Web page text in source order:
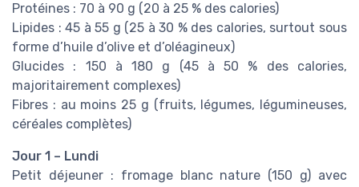
Protéines : 70 à 90 g (20 à 25 % des calories)
Lipides : 45 à 55 g (25 à 30 % des calories, surtout sous
forme d’huile d’olive et d’oléagineux)
Glucides : 150 à 180 g (45 à 50 % des calories,
majoritairement complexes)
Fibres : au moins 25 g (fruits, légumes, légumineuses,
céréales complètes)
Jour 1 – Lundi
Petit déjeuner : fromage blanc nature (150 g) avec